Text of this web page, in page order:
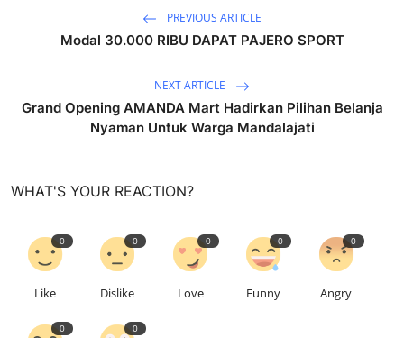
PREVIOUS ARTICLE
Modal 30.000 RIBU DAPAT PAJERO SPORT
NEXT ARTICLE
Grand Opening AMANDA Mart Hadirkan Pilihan Belanja
Nyaman Untuk Warga Mandalajati
WHAT'S YOUR REACTION?
0
Like
0
Dislike
0
Love
0
Funny
0
Angry
0 0